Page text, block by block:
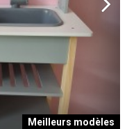
Meilleurs modèles